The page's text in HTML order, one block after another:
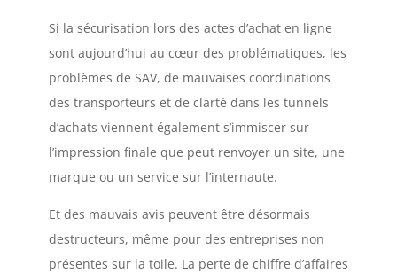
Si la sécurisation lors des actes d’achat en ligne
sont aujourd’hui au cœur des problématiques, les
problèmes de SAV, de mauvaises coordinations
des transporteurs et de clarté dans les tunnels
d’achats viennent également s’immiscer sur
l’impression finale que peut renvoyer un site, une
marque ou un service sur l’internaute.
Et des mauvais avis peuvent être désormais
destructeurs, même pour des entreprises non
présentes sur la toile. La perte de chiffre d’affaires